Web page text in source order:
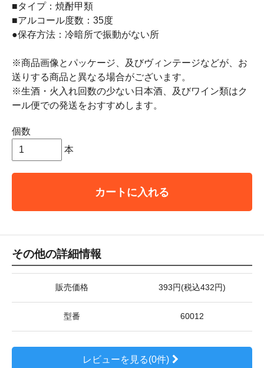
■タイプ：焼酎甲類
■アルコール度数：35度
●保存方法：冷暗所で振動がない所
※商品画像とパッケージ、及びヴィンテージなどが、お
送りする商品と異なる場合がございます。
※生酒・火入れ回数の少ない日本酒、及びワイン類はク
ール便での発送をおすすめします。
個数
本
カートに入れる
その他の詳細情報
販売価格 393円(税込432円)
型番 60012
レビューを見る(0件)